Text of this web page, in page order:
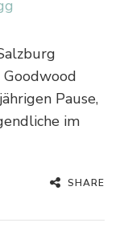
Pause,
im
SHARE